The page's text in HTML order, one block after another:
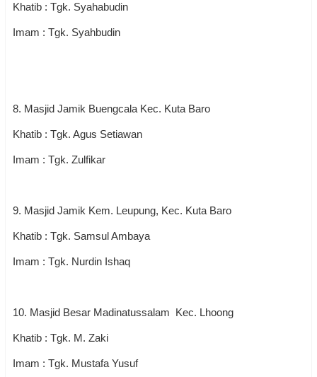
Khatib : Tgk. Syahabudin
Imam : Tgk. Syahbudin
8. Masjid Jamik Buengcala Kec. Kuta Baro
Khatib : Tgk. Agus Setiawan
Imam : Tgk. Zulfikar
9. Masjid Jamik Kem. Leupung, Kec. Kuta Baro
Khatib : Tgk. Samsul Ambaya
Imam : Tgk. Nurdin Ishaq
10. Masjid Besar Madinatussalam Kec. Lhoong
Khatib : Tgk. M. Zaki
Imam : Tgk. Mustafa Yusuf